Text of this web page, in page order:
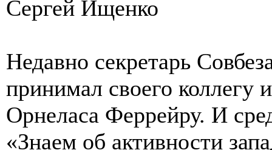
Сергей Ищенко
Недавно секретарь
принимал своего коллегу
Орнеласа Феррейру. И
«Знаем об активности